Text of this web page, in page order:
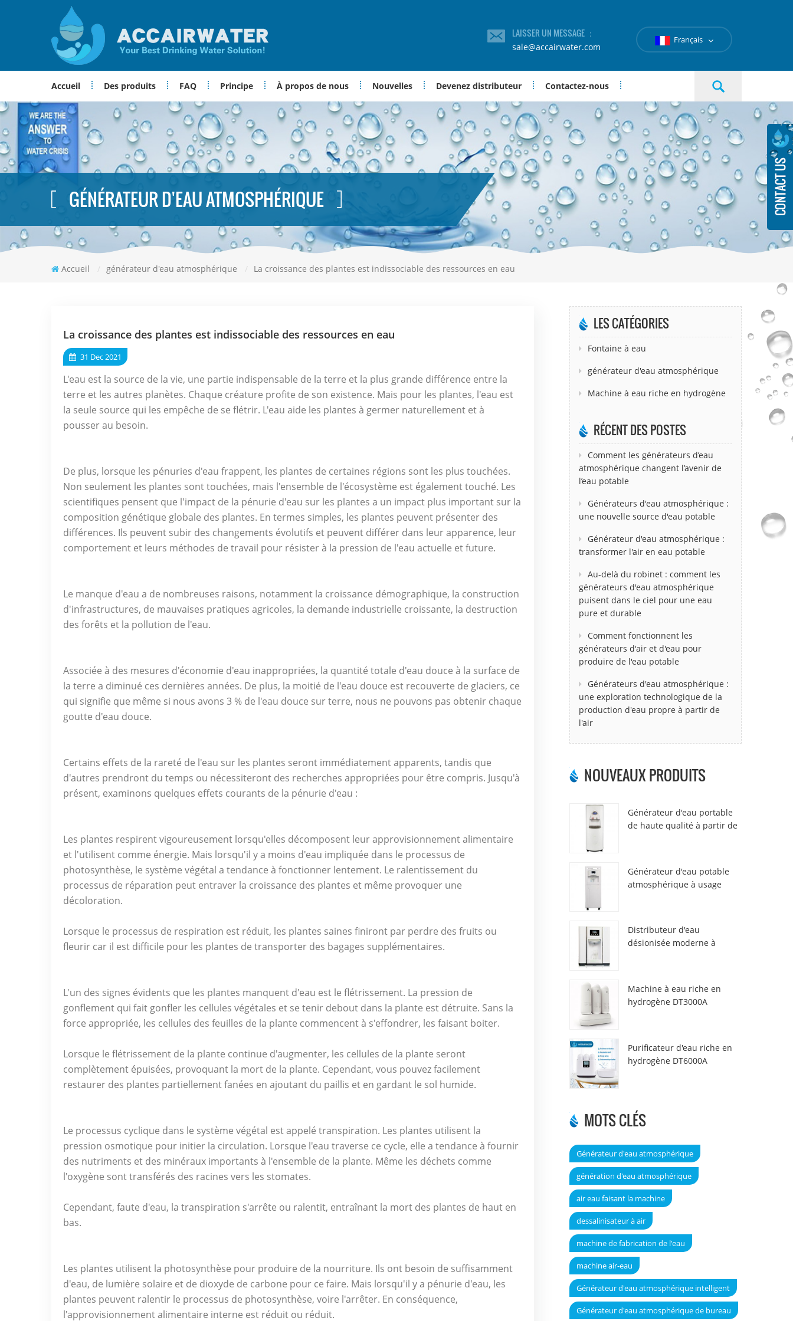
LAISSER UN MESSAGE ：
sale@accairwater.com
Français
Accueil Des produits FAQ Principe À propos de nous Nouvelles Devenez distributeur Contactez-nous
GÉNÉRATEUR D'EAU ATMOSPHÉRIQUE
Accueil / générateur d'eau atmosphérique / La croissance des plantes est indissociable des ressources en eau
La croissance des plantes est indissociable des ressources en eau
31 Dec 2021
L'eau est la source de la vie, une partie indispensable de la terre et la plus grande différence entre la
terre et les autres planètes. Chaque créature profite de son existence. Mais pour les plantes, l'eau est
la seule source qui les empêche de se flétrir. L'eau aide les plantes à germer naturellement et à
pousser au besoin.
De plus, lorsque les pénuries d'eau frappent, les plantes de certaines régions sont les plus touchées.
Non seulement les plantes sont touchées, mais l'ensemble de l'écosystème est également touché. Les
scientifiques pensent que l'impact de la pénurie d'eau sur les plantes a un impact plus important sur la
composition génétique globale des plantes. En termes simples, les plantes peuvent présenter des
différences. Ils peuvent subir des changements évolutifs et peuvent différer dans leur apparence, leur
comportement et leurs méthodes de travail pour résister à la pression de l'eau actuelle et future.
Le manque d'eau a de nombreuses raisons, notamment la croissance démographique, la construction
d'infrastructures, de mauvaises pratiques agricoles, la demande industrielle croissante, la destruction
des forêts et la pollution de l'eau.
Associée à des mesures d'économie d'eau inappropriées, la quantité totale d'eau douce à la surface de
la terre a diminué ces dernières années. De plus, la moitié de l'eau douce est recouverte de glaciers, ce
qui signifie que même si nous avons 3 % de l'eau douce sur terre, nous ne pouvons pas obtenir chaque
goutte d'eau douce.
Certains effets de la rareté de l'eau sur les plantes seront immédiatement apparents, tandis que
d'autres prendront du temps ou nécessiteront des recherches appropriées pour être compris. Jusqu'à
présent, examinons quelques effets courants de la pénurie d'eau :
Les plantes respirent vigoureusement lorsqu'elles décomposent leur approvisionnement alimentaire
et l'utilisent comme énergie. Mais lorsqu'il y a moins d'eau impliquée dans le processus de
photosynthèse, le système végétal a tendance à fonctionner lentement. Le ralentissement du
processus de réparation peut entraver la croissance des plantes et même provoquer une
décoloration.
Lorsque le processus de respiration est réduit, les plantes saines finiront par perdre des fruits ou
fleurir car il est difficile pour les plantes de transporter des bagages supplémentaires.
L'un des signes évidents que les plantes manquent d'eau est le flétrissement. La pression de
gonflement qui fait gonfler les cellules végétales et se tenir debout dans la plante est détruite. Sans la
force appropriée, les cellules des feuilles de la plante commencent à s'effondrer, les faisant boiter.
Lorsque le flétrissement de la plante continue d'augmenter, les cellules de la plante seront
complètement épuisées, provoquant la mort de la plante. Cependant, vous pouvez facilement
restaurer des plantes partiellement fanées en ajoutant du paillis et en gardant le sol humide.
Le processus cyclique dans le système végétal est appelé transpiration. Les plantes utilisent la
pression osmotique pour initier la circulation. Lorsque l'eau traverse ce cycle, elle a tendance à fournir
des nutriments et des minéraux importants à l'ensemble de la plante. Même les déchets comme
l'oxygène sont transférés des racines vers les stomates.
Cependant, faute d'eau, la transpiration s'arrête ou ralentit, entraînant la mort des plantes de haut en
bas.
Les plantes utilisent la photosynthèse pour produire de la nourriture. Ils ont besoin de suffisamment
d'eau, de lumière solaire et de dioxyde de carbone pour ce faire. Mais lorsqu'il y a pénurie d'eau, les
plantes peuvent ralentir le processus de photosynthèse, voire l'arrêter. En conséquence,
l'approvisionnement alimentaire interne est réduit ou réduit.
LES CATÉGORIES
Fontaine à eau
générateur d'eau atmosphérique
Machine à eau riche en hydrogène
RÉCENT DES POSTES
Comment les générateurs d’eau
atmosphérique changent l’avenir de
l’eau potable
Générateurs d'eau atmosphérique :
une nouvelle source d'eau potable
Générateur d'eau atmosphérique :
transformer l'air en eau potable
Au-delà du robinet : comment les
générateurs d'eau atmosphérique
puisent dans le ciel pour une eau
pure et durable
Comment fonctionnent les
générateurs d'air et d'eau pour
produire de l'eau potable
Générateurs d'eau atmosphérique :
une exploration technologique de la
production d'eau propre à partir de
l'air
NOUVEAUX PRODUITS
Générateur d'eau portable
de haute qualité à partir de
Générateur d'eau potable
atmosphérique à usage
Distributeur d'eau
désionisée moderne à
Machine à eau riche en
hydrogène DT3000A
Purificateur d'eau riche en
hydrogène DT6000A
MOTS CLÉS
Générateur d'eau atmosphérique
génération d'eau atmosphérique
air eau faisant la machine
dessalinisateur à air
machine de fabrication de l'eau
machine air-eau
Générateur d'eau atmosphérique intelligent
Générateur d'eau atmosphérique de bureau